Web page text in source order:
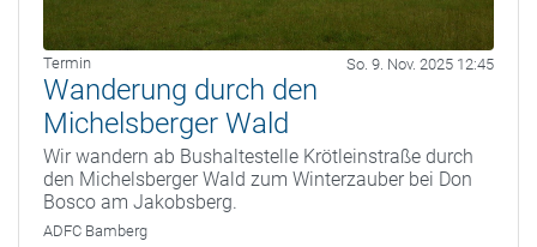
Termin So. 9. Nov. 2025 12:45
Wanderung durch den
Michelsberger Wald
Wir wandern ab Bushaltestelle Krötleinstraße durch
den Michelsberger Wald zum Winterzauber bei Don
Bosco am Jakobsberg.
ADFC Bamberg